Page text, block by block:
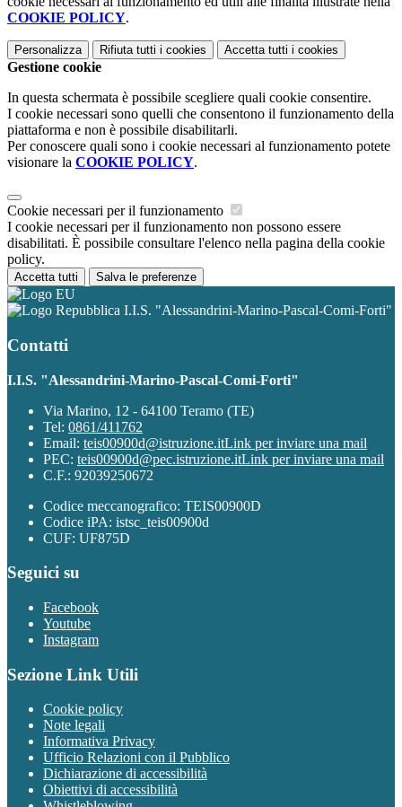
COOKIE POLICY.
Personalizza Rifiuta tutti i cookies Accetta tutti i cookies
Gestione cookie
In questa schermata è possibile scegliere quali cookie consentire.
I cookie necessari sono quelli che consentono il funzionamento della
piattaforma e non è possibile disabilitarli.
Per conoscere quali sono i cookie necessari al funzionamento potete
visionare la COOKIE POLICY.
Cookie necessari per il funzionamento
I cookie necessari per il funzionamento non possono essere
disabilitati. È possibile consultare l'elenco nella pagina della cookie
policy.
Accetta tutti Salva le preferenze
I.I.S. "Alessandrini-Marino-Pascal-Comi-Forti"
Contatti
I.I.S. "Alessandrini-Marino-Pascal-Comi-Forti"
Via Marino, 12 - 64100 Teramo (TE)
Tel: 0861/411762
Email: teis00900d@istruzione.itLink per inviare una mail
PEC: teis00900d@pec.istruzione.itLink per inviare una mail
C.F.: 92039250672
Codice meccanografico: TEIS00900D
Codice iPA: istsc_teis00900d
CUF: UF875D
Seguici su
Facebook
Youtube
Instagram
Sezione Link Utili
Cookie policy
Note legali
Informativa Privacy
Ufficio Relazioni con il Pubblico
Dichiarazione di accessibilità
Obiettivi di accessibilità